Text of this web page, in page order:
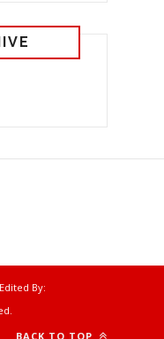
. Edited By:
BACK TO TOP